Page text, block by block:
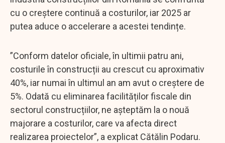
cu o creștere continuă a costurilor, iar 2025 ar
putea aduce o accelerare a acestei tendințe.
”Conform datelor oficiale, în ultimii patru ani,
costurile în construcții au crescut cu aproximativ
40%, iar numai în ultimul an am avut o creștere de
5%. Odată cu eliminarea facilităților fiscale din
sectorul construcțiilor, ne așteptăm la o nouă
majorare a costurilor, care va afecta direct
realizarea proiectelor”, a explicat Cătălin Podaru.